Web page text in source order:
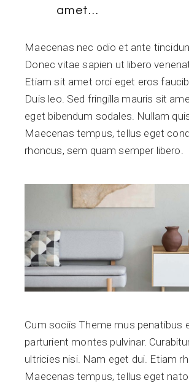
amet…
Maecenas nec odio et ante
Donec vitae sapien ut libero
Etiam sit amet orci eget eros
Duis leo. Sed fringilla mauris sit
eget bibendum sodales. Nullam
Maecenas tempus, tellus eget
rhoncus, sem quam semper libero.
Cum sociis Theme mus penatibus
parturient montes pulvinar.
ultricies nisi. Nam eget dui. Etiam
Maecenas tempus, tellus eget